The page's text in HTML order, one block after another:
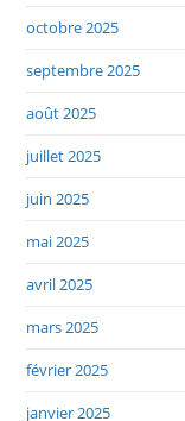
octobre 2025
septembre 2025
août 2025
juillet 2025
juin 2025
mai 2025
avril 2025
mars 2025
février 2025
janvier 2025